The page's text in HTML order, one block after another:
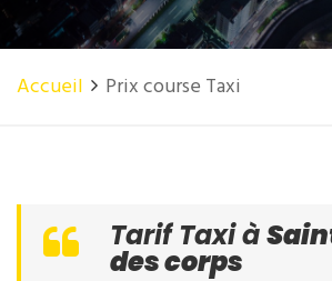
Accueil Prix course Taxi
Tarif Taxi à
des corps